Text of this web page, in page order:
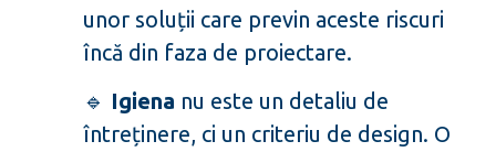
unor soluții care previn aceste riscuri
încă din faza de proiectare.
🔹 Igiena nu este un detaliu de
întreținere, ci un criteriu de design. O